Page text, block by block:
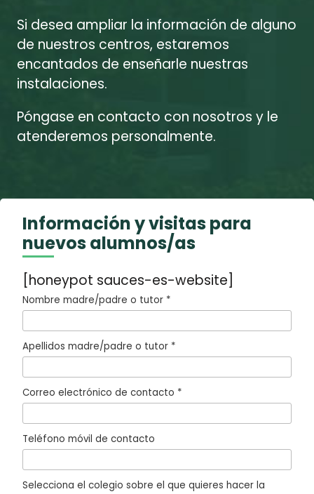
Si desea ampliar la información de alguno
de nuestros centros, estaremos
encantados de enseñarle nuestras
instalaciones.
Póngase en contacto con nosotros y le
atenderemos personalmente.
Información y visitas para
nuevos alumnos/as
[honeypot sauces-es-website]
Nombre madre/padre o tutor *
Apellidos madre/padre o tutor *
Correo electrónico de contacto *
Teléfono móvil de contacto
Selecciona el colegio sobre el que quieres hacer la